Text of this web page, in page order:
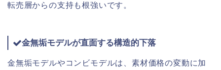
転売層からの支持も根強いです。
金無垢モデルが直面する構造的下落
金無垢モデルやコンビモデルは、素材価格の変動に加